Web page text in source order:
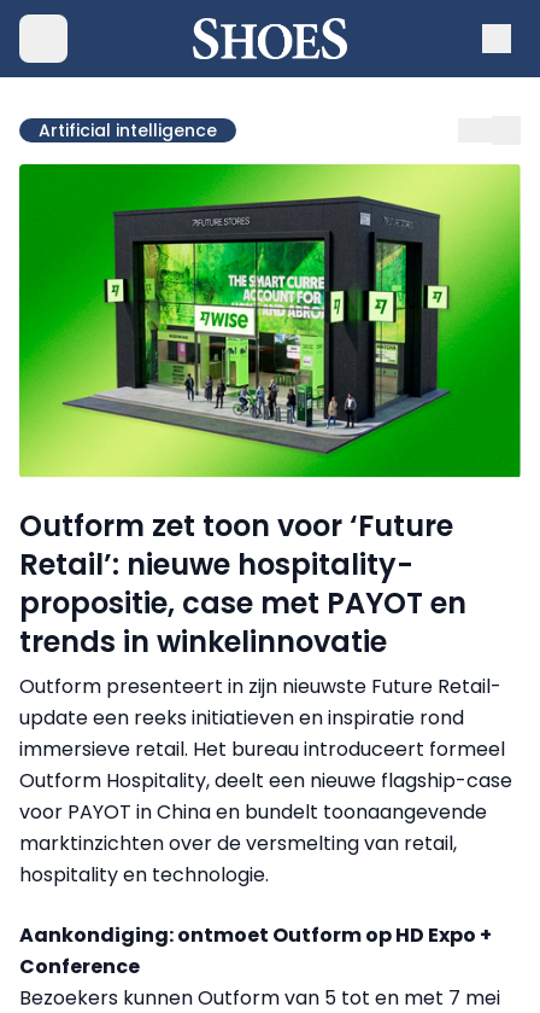
Artificial intelligence
Outform zet toon voor ‘Future
Retail’: nieuwe hospitality-
propositie, case met PAYOT en
trends in winkelinnovatie
Outform presenteert in zijn nieuwste Future Retail-
update een reeks initiatieven en inspiratie rond
immersieve retail. Het bureau introduceert formeel
Outform Hospitality, deelt een nieuwe flagship-case
voor PAYOT in China en bundelt toonaangevende
marktinzichten over de versmelting van retail,
hospitality en technologie.
Aankondiging: ontmoet Outform op HD Expo +
Conference
Bezoekers kunnen Outform van 5 tot en met 7 mei